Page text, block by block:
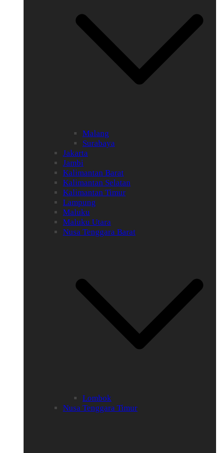
Malang
Surabaya
Jakarta
Jambi
Kalimantan Barat
Kalimantan Selatan
Kalimantan Timur
Lampung
Maluku
Maluku Utara
Nusa Tenggara Barat
Lombok
Nusa Tenggara Timur